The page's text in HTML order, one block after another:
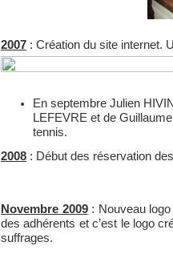
2007 : Création du site internet.
En septembre Julien
LEFEVRE et de
tennis.
2008 : Début des réservation
Novembre 2009: Nouveau logo
des adhérents et c’est le logo
suffrages.